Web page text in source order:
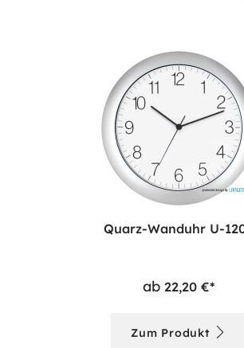
Quarz-Wanduhr U-
ab 22,20 €*
Zum Produkt